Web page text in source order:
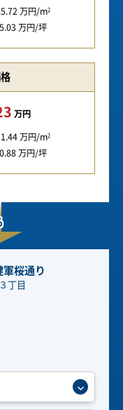
万円/m2
万円/坪
万円
万円/m2
万円/坪
軍桜通り
丁目